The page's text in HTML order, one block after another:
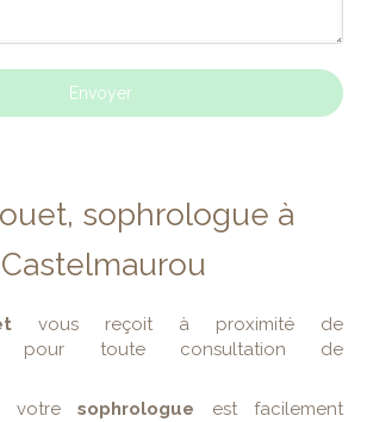
Envoyer
sophrologue à
vous reçoit à proximité de
pour toute consultation de
votre sophrologue est facilement